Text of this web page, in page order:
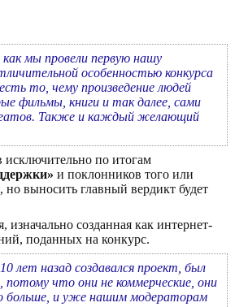
мы провели первую нашу
особенностью конкурса
то, чему произведение людей
фильмы, книги и так далее, сами
Также и каждый желающий
исключительно по итогам
и поклонников того или
но выносить главный вердикт будет
изначально созданная как интернет-
поданных на конкурс.
лет назад создавался проект, был
что они не коммерческие, они
больше, и уже нашим модераторам